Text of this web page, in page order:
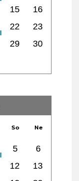
15
16
22
23
29
30
So Ne
5
6
12
13